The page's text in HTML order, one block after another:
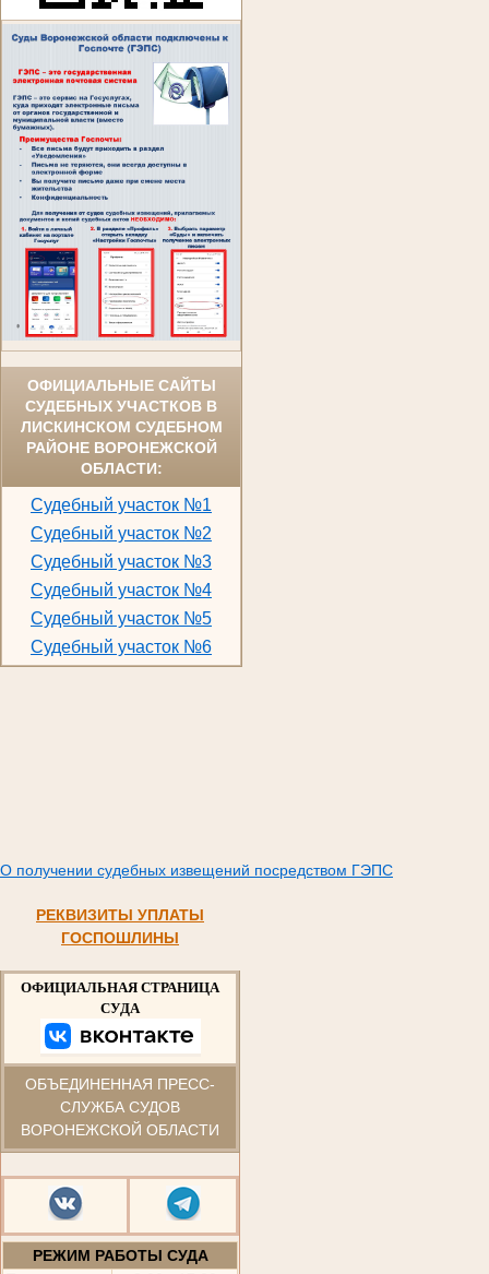
ОФИЦИАЛЬНЫЕ САЙТЫ
СУДЕБНЫХ УЧАСТКОВ В
ЛИСКИНСКОМ СУДЕБНОМ
РАЙОНЕ ВОРОНЕЖСКОЙ
ОБЛАСТИ:
Судебный участок №1
Судебный участок №2
Судебный участок №3
Судебный участок №4
Судебный участок №5
Судебный участок №6
О получении судебных извещений посредством ГЭПС
РЕКВИЗИТЫ УПЛАТЫ
ГОСПОШЛИНЫ
ОФИЦИАЛЬНАЯ СТРАНИЦА
СУДА
ОБЪЕДИНЕННАЯ ПРЕСС-
СЛУЖБА СУДОВ
ВОРОНЕЖСКОЙ ОБЛАСТИ
РЕЖИМ РАБОТЫ СУДА